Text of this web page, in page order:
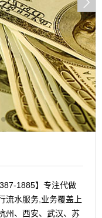
1885】专注代做
流水服务,业务覆盖上
州、西安、武汉、苏